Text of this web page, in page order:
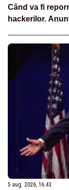
Când va fi
hackerilor.
5 aug. 2026, 16:43